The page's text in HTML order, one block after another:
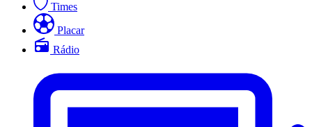
Times
Placar
Rádio